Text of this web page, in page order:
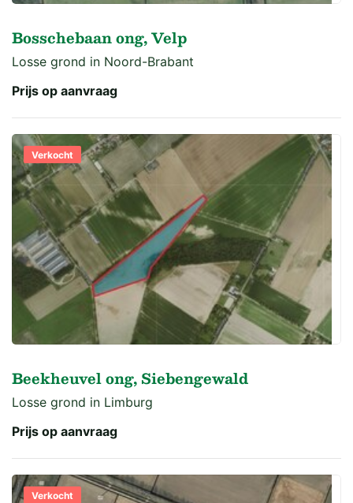
Bosschebaan ong, Velp
Losse grond in Noord-Brabant
Prijs op aanvraag
Verkocht
Beekheuvel ong, Siebengewald
Losse grond in Limburg
Prijs op aanvraag
Verkocht